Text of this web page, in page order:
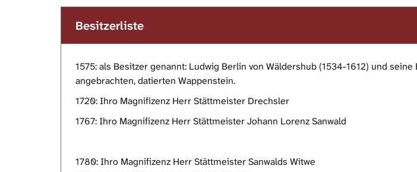
Besitzerliste
1575: als Besitzer genannt: Ludwig Berlin von Wäldershub (1534-1612) und
angebrachten, datierten Wappenstein.
1720: Ihro Magnifizenz Herr Stättmeister Drechsler
1767: Ihro Magnifizenz Herr Stättmeister Johann Lorenz Sanwald
1780: Ihro Magnifizenz Herr Stättmeister Sanwalds Witwe